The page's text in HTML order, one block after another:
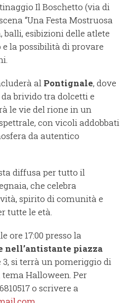
Il Boschetto (via di
“Una Festa Mostruosa
balli, esibizioni delle atlete
la possibilità di provare
al Pontignale, dove
da brivido tra dolcetti e
le vie del rione in un
con vicoli addobbati
da autentico
diffusa per tutto il
che celebra
spirito di comunità e
tutte le età.
ore 17:00 presso la
nell’antistante piazza
3, si terrà un pomeriggio di
Halloween. Per
o scrivere a